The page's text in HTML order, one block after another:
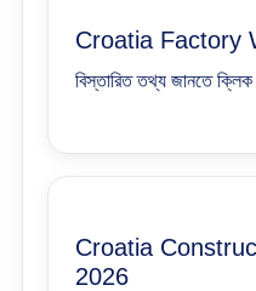
Croatia Factory
বিস্তারিত তথ্য জানতে
Croatia
2026